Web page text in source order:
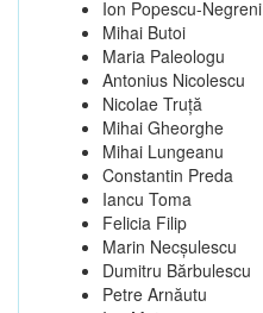
Ion Popescu-Negreni
Mihai Butoi
Maria Paleologu
Antonius Nicolescu
Nicolae Truţă
Mihai Gheorghe
Mihai Lungeanu
Constantin Preda
Iancu Toma
Felicia Filip
Marin Necşulescu
Dumitru Bărbulescu
Petre Arnăutu